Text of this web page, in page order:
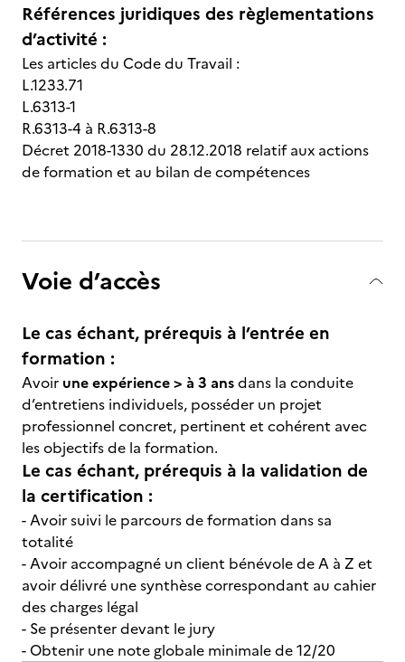
Références juridiques des règlementations
d’activité :
Les articles du Code du Travail :
L.1233.71
L.6313-1
R.6313-4 à R.6313-8
Décret 2018-1330 du 28.12.2018 relatif aux actions
de formation et au bilan de compétences
Voie d’accès
Le cas échant, prérequis à l’entrée en
formation :
Avoir une expérience > à 3 ansdans la conduite
d’entretiens individuels, posséder un projet
professionnel concret, pertinent et cohérent avec
les objectifs de la formation.
Le cas échant, prérequis à la validation de
la certification :
- Avoir suivi le parcours de formation dans sa
totalité
- Avoir accompagné un client bénévole de A à Z et
avoir délivré une synthèse correspondant au cahier
des charges légal
- Se présenter devant le jury
- Obtenir une note globale minimale de 12/20